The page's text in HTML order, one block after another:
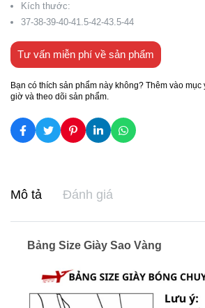
Kích thước:
37-38-39-40-41.5-42-43.5-44
Tư vấn miễn phí về sản phẩm
Bạn có thích sản phẩm này không? Thêm vào
giờ và theo dõi sản phẩm.
Mô tả Đánh giá
Bảng Size Giày Sao Vàng